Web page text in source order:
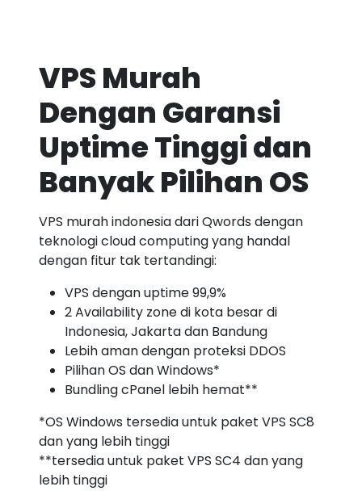
VPS Murah
Dengan Garansi
Uptime Tinggi dan
Banyak Pilihan OS
VPS murah indonesia dari Qwords dengan
teknologi cloud computing yang handal
dengan fitur tak tertandingi:
VPS dengan uptime 99,9%
2 Availability zone di kota besar di
Indonesia, Jakarta dan Bandung
Lebih aman dengan proteksi DDOS
Pilihan OS dan Windows*
Bundling cPanel lebih hemat**
*OS Windows tersedia untuk paket VPS SC8
dan yang lebih tinggi
**tersedia untuk paket VPS SC4 dan yang
lebih tinggi